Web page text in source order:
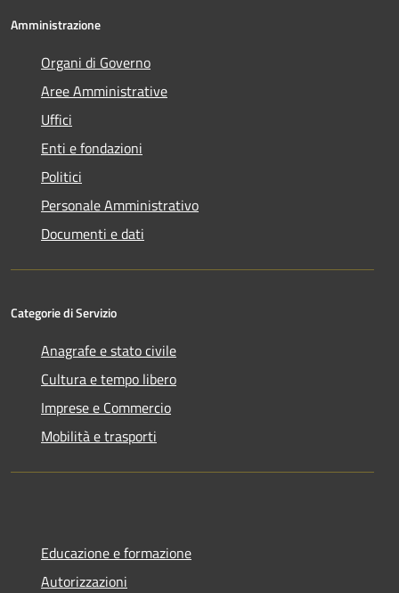
Amministrazione
Organi di Governo
Aree Amministrative
Uffici
Enti e fondazioni
Politici
Personale Amministrativo
Documenti e dati
Categorie di Servizio
Anagrafe e stato civile
Cultura e tempo libero
Imprese e Commercio
Mobilità e trasporti
Educazione e formazione
Autorizzazioni